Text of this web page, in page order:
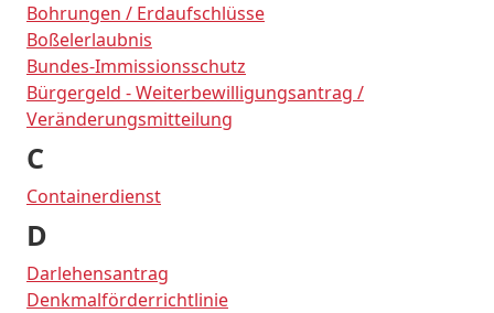
Bohrungen / Erdaufschlüsse
Boßelerlaubnis
Bundes-Immissionsschutz
Bürgergeld - Weiterbewilligungsantrag /
Veränderungsmitteilung
C
Containerdienst
D
Darlehensantrag
Denkmalförderrichtlinie